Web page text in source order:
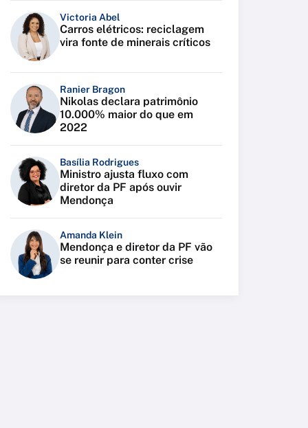
Victoria Abel
Carros elétricos: reciclagem
vira fonte de minerais críticos
Ranier Bragon
Nikolas declara patrimônio
10.000% maior do que em
2022
Basília Rodrigues
Ministro ajusta fluxo com
diretor da PF após ouvir
Mendonça
Amanda Klein
Mendonça e diretor da PF vão
se reunir para conter crise